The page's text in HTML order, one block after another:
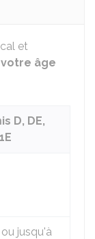
et
âge
D, DE,
jusqu'à